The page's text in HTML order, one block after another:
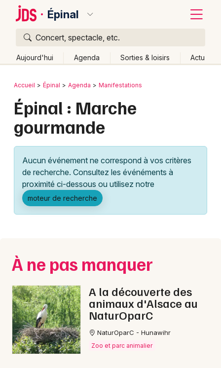
Épinal
Concert, spectacle, etc.
Aujourd'hui Agenda Sorties & loisirs Actu
Publier un événement
Grands événements
Activité & Expérience
Manifestations
Foires & salons
Concerts
Sports
Soirées
Sorties famille
Bordeaux
Colmar
Lille
Lyon
Marseille
Mulhouse
Nice
Paris
Strasbourg
Toulouse
Toutes les villes
Retour
Accueil Épinal Agenda Manifestations
Épinal : Marche
gourmande
Aucun événement ne correspond à vos critères
de recherche. Consultez les événéments à
proximité ci-dessous ou utilisez notre
moteur de recherche
À ne pas manquer
A la découverte des
animaux d'Alsace au
NaturOparC
NaturOparC - Hunawihr
Zoo et parc animalier
Quoi ?
Où ?
Épinal et alentours
Près de moi
Changer de lieu
Quand ?
Aujourd'hui
Demain Ce week-end Autre